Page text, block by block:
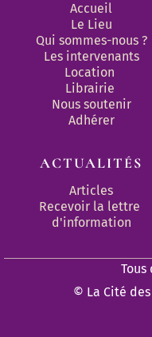
Accueil
Le Lieu
Qui sommes-nous ?
Les intervenants
Location
Librairie
Nous soutenir
Adhérer
ACTUALITÉS
Articles
Recevoir la lettre
d'information
© La Cité des